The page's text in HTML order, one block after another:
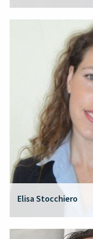
Elisa Stocchiero